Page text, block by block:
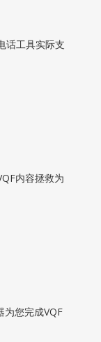
话工具实际支
内容拯救为
您完成VQF